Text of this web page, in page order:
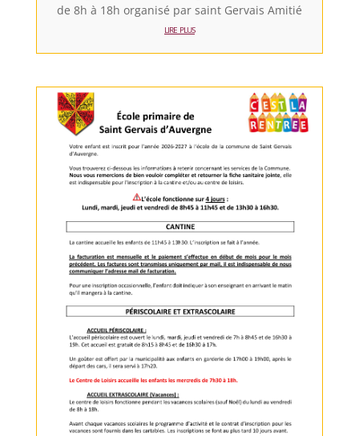
de 8h à 18h organisé par saint Gervais Amitié
lire plus